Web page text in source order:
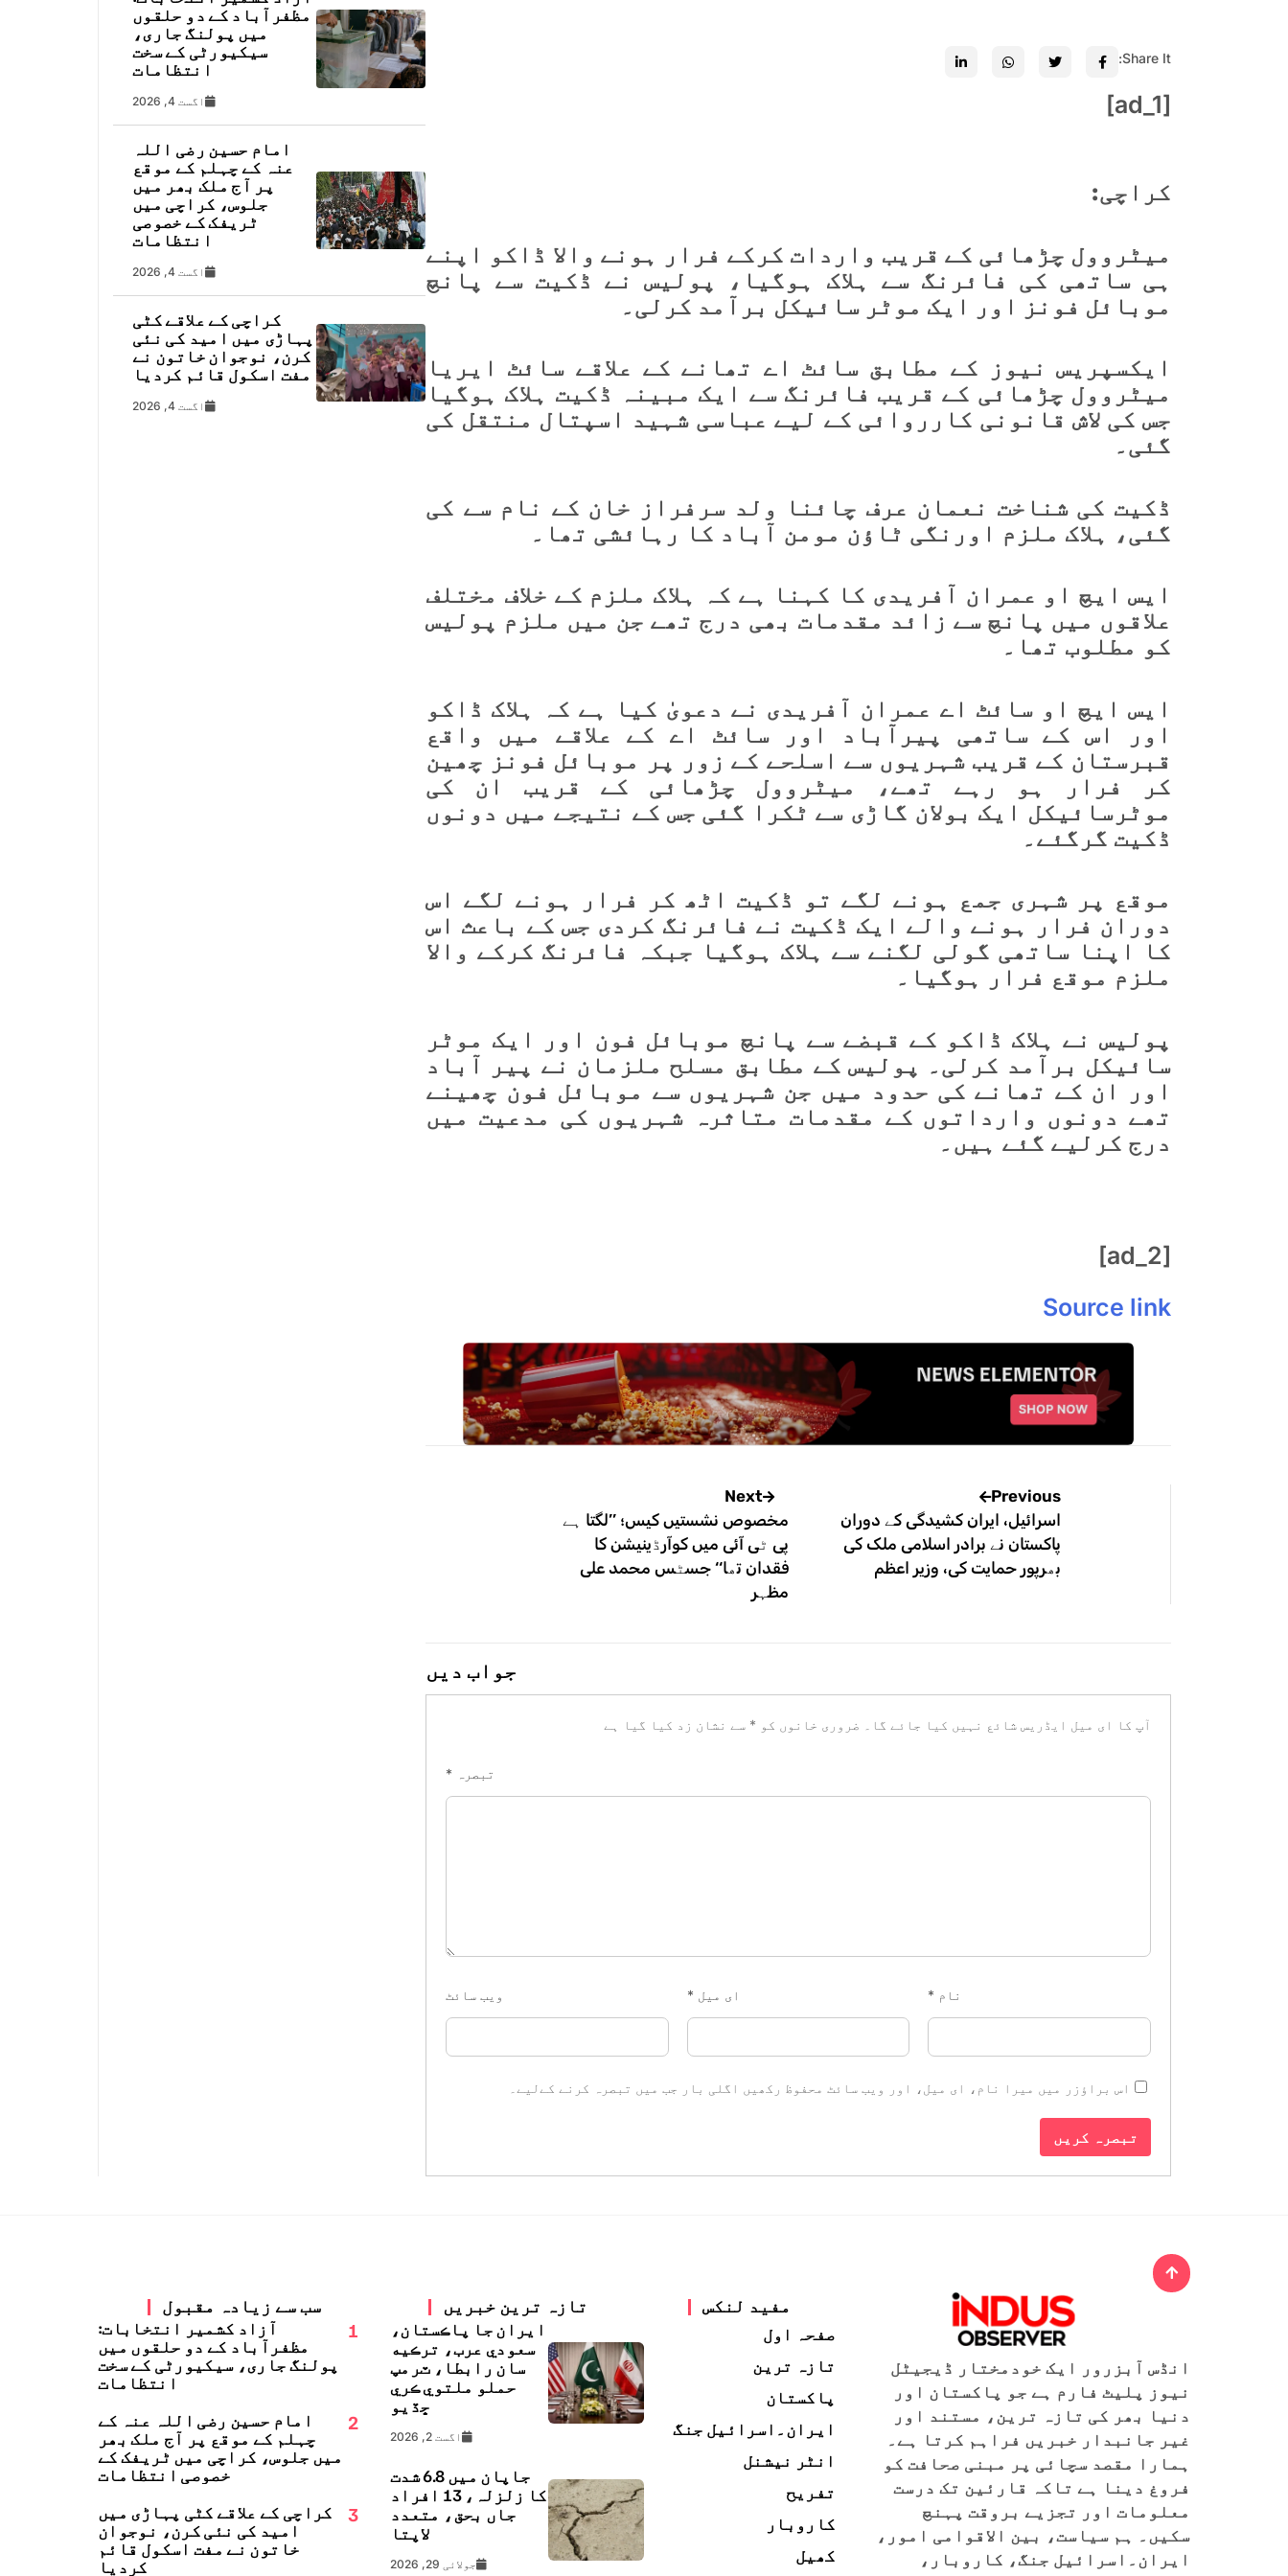
Share It:
[ad_1]
کراچی:
میٹروول چڑھائی کے قریب واردات کرکے فرار ہونے والا ڈاکو اپنے
ہی ساتھی کی فائرنگ سے ہلاک ہوگیا، پولیس نے ڈکیت سے پانچ
موبائل فونز اور ایک موٹر سائیکل برآمد کرلی۔
ایکسپریس نیوز کے مطابق سائٹ اے تھانے کے علاقے سائٹ ایریا
میٹروول چڑھائی کے قریب فائرنگ سے ایک مبینہ ڈکیت ہلاک ہوگیا
جس کی لاش قانونی کارروائی کے لیے عباسی شہید اسپتال منتقل کی
گئی۔
ڈکیت کی شناخت نعمان عرف چائنا ولد سرفراز خان کے نام سے کی
گئی، ہلاک ملزم اورنگی ٹاؤن مومن آباد کا رہائشی تھا۔
ایس ایچ او عمران آفریدی کا کہنا ہے کہ ہلاک ملزم کے خلاف مختلف
علاقوں میں پانچ سے زائد مقدمات بھی درج تھے جن میں ملزم پولیس
کو مطلوب تھا۔
ایس ایچ او سائٹ اے عمران آفریدی نے دعویٰ کیا ہے کہ ہلاک ڈاکو
اور اس کے ساتھی پیرآباد اور سائٹ اے کے علاقے میں واقع
قبرستان کے قریب شہریوں سے اسلحے کے زور پر موبائل فونز چھین
کر فرار ہو رہے تھے، میٹروول چڑھائی کے قریب ان کی
موٹرسائیکل ایک بولان گاڑی سے ٹکرا گئی جس کے نتیجے میں دونوں
ڈکیت گرگئے۔
موقع پر شہری جمع ہونے لگے تو ڈکیت اٹھ کر فرار ہونے لگے اس
دوران فرار ہونے والے ایک ڈکیت نے فائرنگ کردی جس کے باعث اس
کا اپنا ساتھی گولی لگنے سے ہلاک ہوگیا جبکہ فائرنگ کرکے والا
ملزم موقع فرار ہوگیا۔
پولیس نے ہلاک ڈاکو کے قبضے سے پانچ موبائل فون اور ایک موٹر
سائیکل برآمد کرلی۔ پولیس کے مطابق مسلح ملزمان نے پیر آباد
اور ان کے تھانے کی حدود میں جن شہریوں سے موبائل فون چھینے
تھے دونوں وارداتوں کے مقدمات متاثرہ شہریوں کی مدعیت میں
درج کرلیے گئے ہیں۔
[ad_2]
Source link
Previous
اسرائیل، ایران کشیدگی کے دوران
پاکستان نے برادر اسلامی ملک کی
بھرپور حمایت کی، وزیر اعظم
Next
مخصوص نشستیں کیس؛ ’’لگتا ہے
پی ٹی آئی میں کوآرڈینیشن کا
فقدان تھا‘‘ جسٹس محمد علی
مظہر
جواب دیں
آپ کا ای میل ایڈریس شائع نہیں کیا جائے گا۔ ضروری خانوں کو * سے نشان زد کیا گیا ہے
تبصرہ *
نام * ای میل * ویب‌ سائٹ
اس براؤزر میں میرا نام، ای میل، اور ویب سائٹ محفوظ رکھیں اگلی بار جب میں تبصرہ کرنے کےلیے۔
مظفرآباد کے دو حلقوں
میں پولنگ جاری،
سیکیورٹی کے سخت
انتظامات
اگست 4, 2026
امام حسین رضی اللہ
عنہ کے چہلم کے موقع
پر آج ملک بھر میں
جلوس، کراچی میں
ٹریفک کے خصوصی
انتظامات
اگست 4, 2026
کراچی کے علاقے کٹی
پہاڑی میں امید کی نئی
کرن، نوجوان خاتون نے
مفت اسکول قائم کردیا
اگست 4, 2026
انڈس آبزرور ایک خودمختار ڈیجیٹل
نیوز پلیٹ فارم ہے جو پاکستان اور
دنیا بھر کی تازہ ترین، مستند اور
غیر جانبدار خبریں فراہم کرتا ہے۔
ہمارا مقصد سچائی پر مبنی صحافت کو
فروغ دینا ہے تاکہ قارئین تک درست
معلومات اور تجزیے بروقت پہنچ
سکیں۔ ہم سیاست، بین الاقوامی امور،
ایران۔اسرائیل جنگ، کاروبار،
مفید لنکس
صفحہ اول
تازہ ترین
پاکستان
ایران۔اسرائیل جنگ
انٹر نیشنل
تفریح
کاروبار
کھیل
تازہ ترین خبریں
ايران جا پاڪستان،
سعودي عرب، ترڪيه
سان رابطا، ٽرمپ
حملو ملتوي ڪري
ڇڏيو
اگست 2, 2026
جاپان میں 6.8 شدت
کا زلزلہ، 13 افراد
جاں بحق، متعدد
لاپتا
جولائی 29, 2026
سب سے زیادہ مقبول
1
آزاد کشمیر انتخابات:
مظفرآباد کے دو حلقوں میں
پولنگ جاری، سیکیورٹی کے سخت
انتظامات
2
امام حسین رضی اللہ عنہ کے
چہلم کے موقع پر آج ملک بھر
میں جلوس، کراچی میں ٹریفک کے
خصوصی انتظامات
3
کراچی کے علاقے کٹی پہاڑی میں
امید کی نئی کرن، نوجوان
خاتون نے مفت اسکول قائم
کردیا